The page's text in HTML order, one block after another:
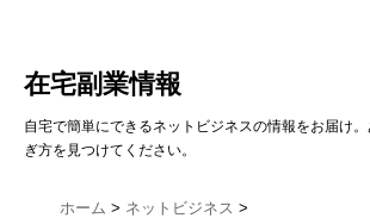
在宅副業情報
自宅で簡単にできるネットビジネスの情報をお届け
ぎ方を見つけてください。
ホーム > ネットビジネス >